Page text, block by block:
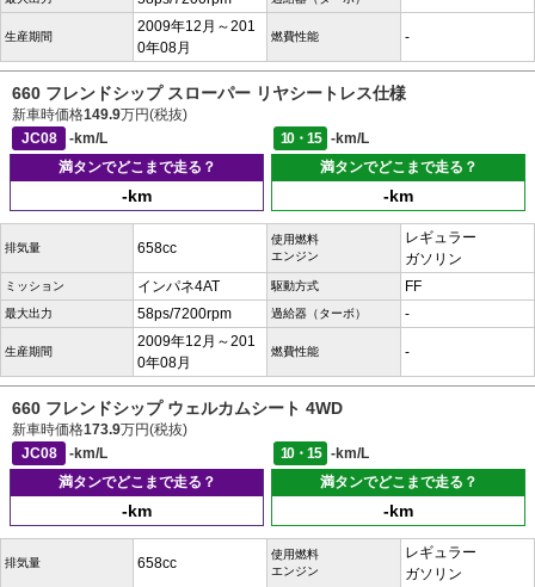
生産期間
2009年12月～201
0年08月
燃費性能 -
660 フレンドシップ スローパー リヤシートレス仕様
新車時価格149.9万円(税抜)
JC08
-km/L 10・15
-km/L
満タンでどこまで走る？
-km
満タンでどこまで走る？
-km
排気量 658cc
使用燃料
エンジン
レギュラー
ガソリン
ミッション インパネ4AT 駆動方式 FF
最大出力 58ps/7200rpm 過給器（ターボ） -
生産期間
2009年12月～201
0年08月
燃費性能 -
660 フレンドシップ ウェルカムシート 4WD
新車時価格173.9万円(税抜)
JC08
-km/L 10・15
-km/L
満タンでどこまで走る？
-km
満タンでどこまで走る？
-km
排気量 658cc
使用燃料
エンジン
レギュラー
ガソリン